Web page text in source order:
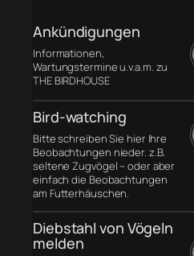
Ankündigungen
Informationen,
Wartungstermine u.v.a.m. zu
THE BIRDHOUSE
Bird-watching
Bitte schreiben Sie hier Ihre
Beobachtungen nieder. z.B.
seltene Zugvögel – oder aber
einfach die Beobachtungen
am Futterhäuschen.
Diebstahl von Vögeln
melden